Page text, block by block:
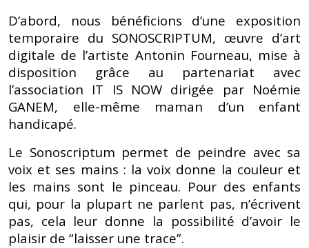
D’abord, nous bénéficions d’une exposition
temporaire du SONOSCRIPTUM, œuvre d’art
digitale de l’artiste Antonin Fourneau, mise à
disposition grâce au partenariat avec
l’association IT IS NOW dirigée par Noémie
GANEM, elle-même maman d’un enfant
handicapé.
Le Sonoscriptum permet de peindre avec sa
voix et ses mains : la voix donne la couleur et
les mains sont le pinceau. Pour des enfants
qui, pour la plupart ne parlent pas, n’écrivent
pas, cela leur donne la possibilité d’avoir le
plaisir de “laisser une trace”.